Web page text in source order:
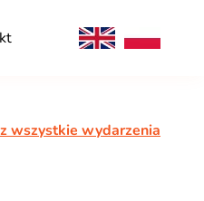
wszystkie wydarzenia